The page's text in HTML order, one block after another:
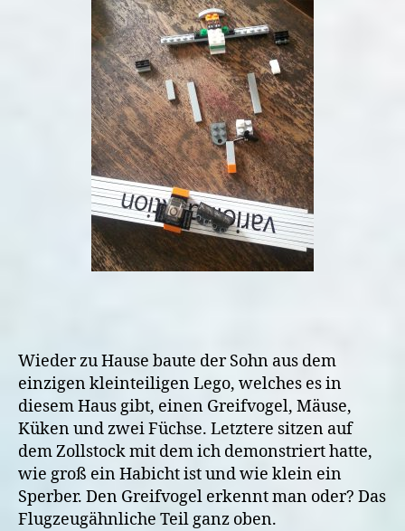
Wieder zu Hause baute der Sohn aus dem
einzigen kleinteiligen Lego, welches es in
diesem Haus gibt, einen Greifvogel, Mäuse,
Küken und zwei Füchse. Letztere sitzen auf
dem Zollstock mit dem ich demonstriert hatte,
wie groß ein Habicht ist und wie klein ein
Sperber. Den Greifvogel erkennt man oder? Das
Flugzeugähnliche Teil ganz oben.